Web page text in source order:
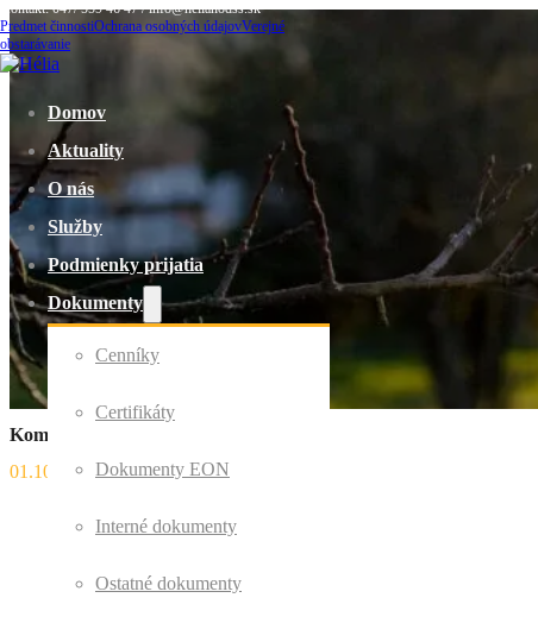
Kontakt: 047/ 559 46 47 / info@helianodss.sk
Predmet činnostiOchrana osobných údajovVerejné
obstarávanie
Domov
Aktuality
O nás
Služby
Podmienky prijatia
Dokumenty
Cenníky
Certifikáty
Dokumenty EON
Interné dokumenty
Ostatné dokumenty
Kombinovaná technika
01.10.2020